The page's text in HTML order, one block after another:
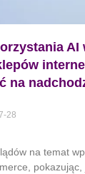
AI
na
28
na temat
pokazując,